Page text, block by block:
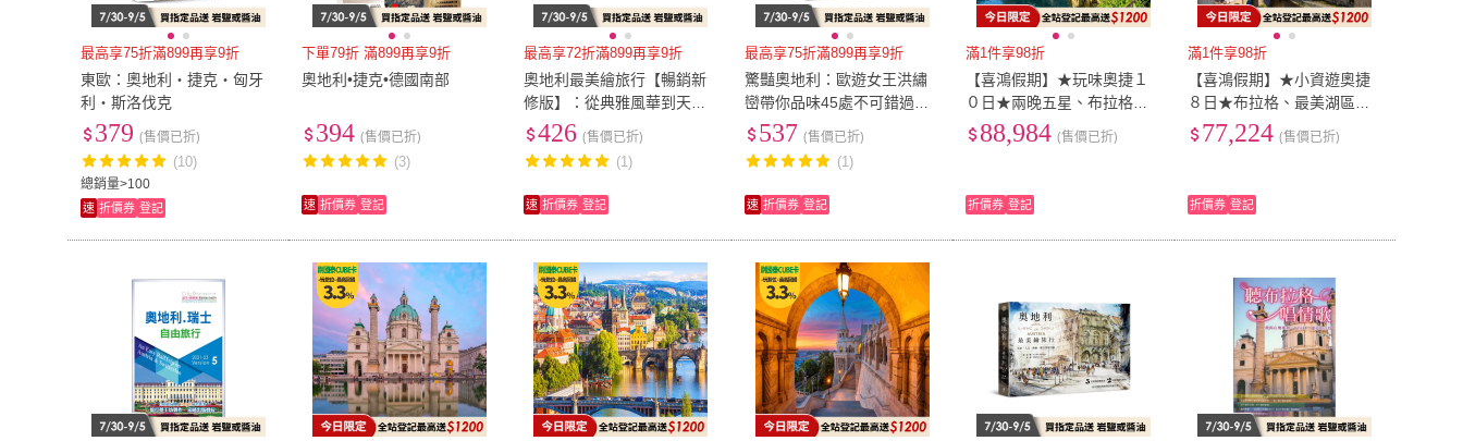
最高享75折滿899再享9折
東歐：奧地利・捷克・匈牙
利・斯洛伐克
總銷量>100
379 (售價已折)
(10)
速 折價券 登記
下單79折 滿899再享9折
奧地利•捷克•德國南部
394 (售價已折)
(3)
速 折價券 登記
最高享72折滿899再享9折
奧地利最美繪旅行【暢銷新
修版】：從典雅風華到天堂
絕景，給自己最美好的人文
自然之旅
426 (售價已折)
(1)
速 折價券 登記
最高享75折滿899再享9折
驚豔奧地利：歐遊女王洪繡
巒帶你品味45處不可錯過的
名勝【暢銷增訂版】
537 (售價已折)
(1)
速 折價券 登記
滿1件享98折
【喜鴻假期】★玩味奧捷１
０日★兩晚五星、布拉格城
堡、哈修塔特、熊布朗宮、
下午茶、七大特色餐
88,984 (售價已折)
折價券 登記
滿1件享98折
【喜鴻假期】★小資遊奧捷
８日★布拉格、最美湖區小
鎮哈修塔特、庫倫諾夫、維
也納、OUTLET
77,224 (售價已折)
折價券 登記